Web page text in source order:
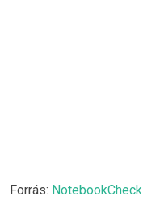
Forrás: NotebookCheck